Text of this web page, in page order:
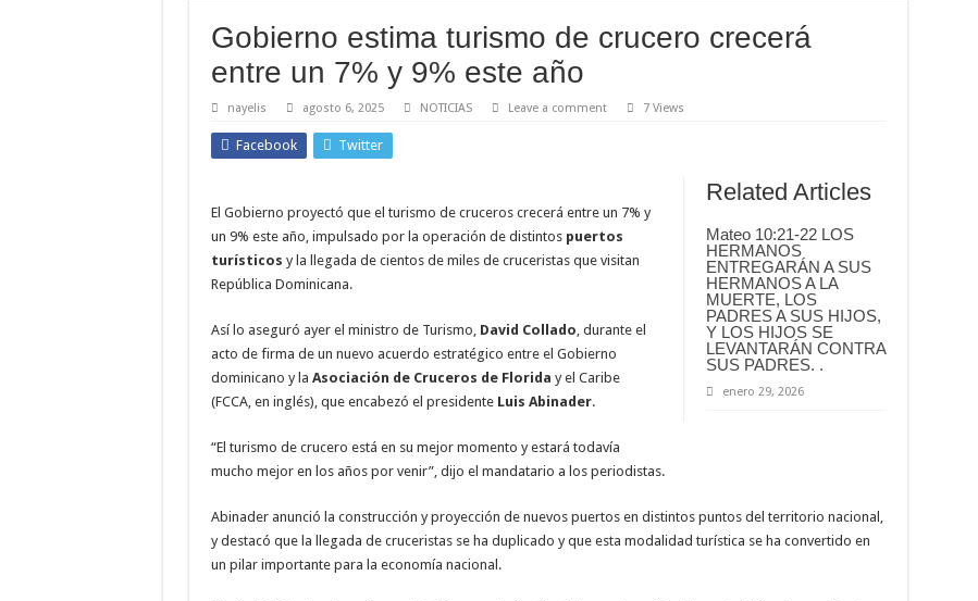
Gobierno estima turismo de crucero crecerá
entre un 7% y 9% este año
nayelis agosto 6, 2025 NOTICIAS Leave a comment 7 Views
Facebook Twitter
Related Articles
Mateo 10:21-22 LOS
HERMANOS
ENTREGARÁN A SUS
HERMANOS A LA
MUERTE, LOS
PADRES A SUS HIJOS,
Y LOS HIJOS SE
LEVANTARÁN CONTRA
SUS PADRES. .
enero 29, 2026
El Gobierno proyectó que el turismo de cruceros crecerá entre un 7% y
un 9% este año, impulsado por la operación de distintos puertos
turísticos y la llegada de cientos de miles de cruceristas que visitan
República Dominicana.
Así lo aseguró ayer el ministro de Turismo, David Collado, durante el
acto de firma de un nuevo acuerdo estratégico entre el Gobierno
dominicano y la Asociación de Cruceros de Florida y el Caribe
(FCCA, en inglés), que encabezó el presidente Luis Abinader.
“El turismo de crucero está en su mejor momento y estará todavía
mucho mejor en los años por venir”, dijo el mandatario a los periodistas.
Abinader anunció la construcción y proyección de nuevos puertos en distintos puntos del territorio nacional,
y destacó que la llegada de cruceristas se ha duplicado y que esta modalidad turística se ha convertido en
un pilar importante para la economía nacional.